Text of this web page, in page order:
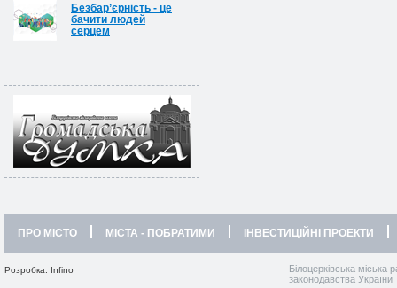
Безбар’єрність - це
бачити людей
серцем
ПРО МІСТО МІСТА - ПОБРАТИМИ ІНВЕСТИЦІЙНІ ПРОЕКТИ
Розробка: Infino
Білоцерківська міська
законодавства України